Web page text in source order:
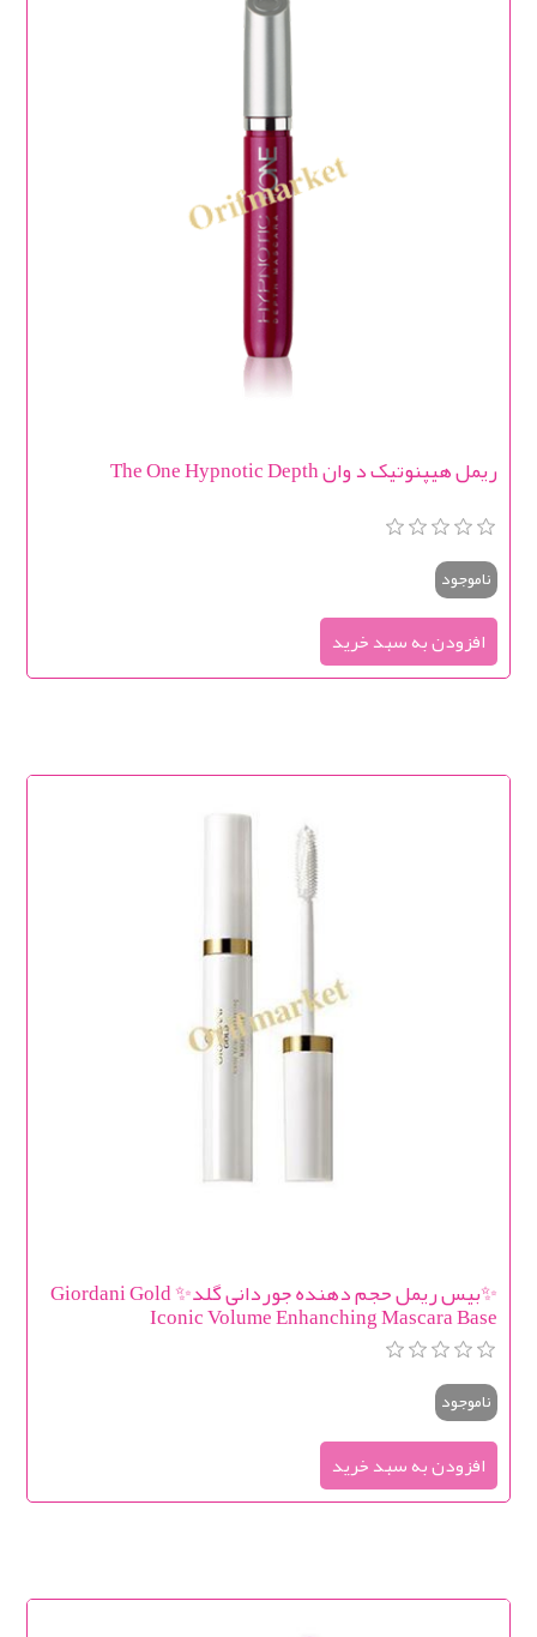
ریمل هیپنوتیک د وان The One Hypnotic Depth
ناموجود
✨بیس ریمل حجم دهنده جوردانی گلد✨ Giordani Gold
Iconic Volume Enhanching Mascara Base
ناموجود